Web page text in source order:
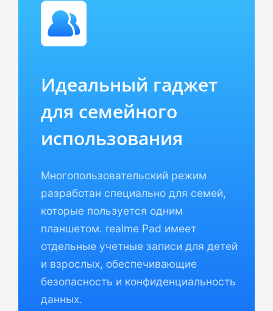
Идеальный гаджет
для семейного
использования
Многопользовательский режим
разработан специально для семей,
которые пользуется одним
планшетом. realme Pad имеет
отдельные учетные записи для детей
и взрослых, обеспечивающие
безопасность и конфиденциальность
данных.